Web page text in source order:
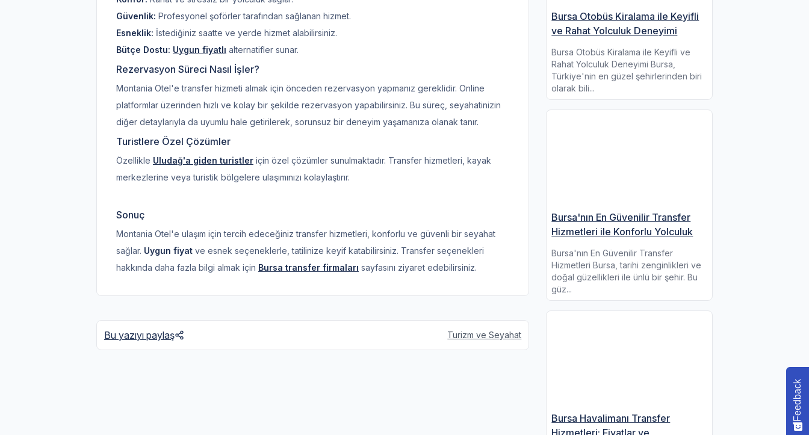
Güvenlik: Profesyonel şoförler tarafından sağlanan hizmet.
Esneklik: İstediğiniz saatte ve yerde hizmet alabilirsiniz.
Bütçe Dostu: Uygun fiyatlı alternatifler sunar.
Rezervasyon Süreci Nasıl İşler?
Montania Otel'e transfer hizmeti almak için önceden rezervasyon yapmanız gereklidir. Online
platformlar üzerinden hızlı ve kolay bir şekilde rezervasyon yapabilirsiniz. Bu süreç, seyahatinizin
diğer detaylarıyla da uyumlu hale getirilerek, sorunsuz bir deneyim yaşamanıza olanak tanır.
Turistlere Özel Çözümler
Özellikle Uludağ'a giden turistler için özel çözümler sunulmaktadır. Transfer hizmetleri, kayak
merkezlerine veya turistik bölgelere ulaşımınızı kolaylaştırır.
Sonuç
Montania Otel'e ulaşım için tercih edeceğiniz transfer hizmetleri, konforlu ve güvenli bir seyahat
sağlar. Uygun fiyat ve esnek seçeneklerle, tatilinize keyif katabilirsiniz. Transfer seçenekleri
hakkında daha fazla bilgi almak için Bursa transfer firmaları sayfasını ziyaret edebilirsiniz.
Bu yazıyı paylaş Turizm ve Seyahat
Bursa Otobüs Kiralama ile Keyifli
ve Rahat Yolculuk Deneyimi
Bursa Otobüs Kiralama ile Keyifli ve
Rahat Yolculuk Deneyimi Bursa,
Türkiye'nin en güzel şehirlerinden biri
olarak bili...
Bursa'nın En Güvenilir Transfer
Hizmetleri ile Konforlu Yolculuk
Bursa'nın En Güvenilir Transfer
Hizmetleri Bursa, tarihi zenginlikleri ve
doğal güzellikleri ile ünlü bir şehir. Bu
güz...
Bursa Havalimanı Transfer
Hizmetleri: Fiyatlar ve
Feedback